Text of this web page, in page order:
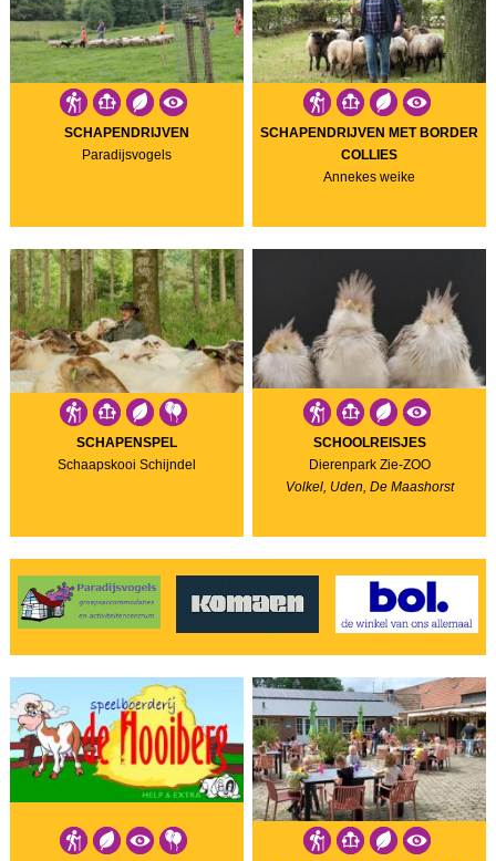
SCHAPENDRIJVEN
Paradijsvogels
SCHAPENDRIJVEN MET BORDER
COLLIES
Annekes weike
SCHAPENSPEL
Schaapskooi Schijndel
SCHOOLREISJES
Dierenpark Zie-ZOO
Volkel, Uden, De Maashorst